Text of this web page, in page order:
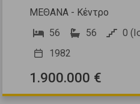
ΜΕΘΑΝΑ - Κέντρο
56
56 0
1982
1.900.000 €